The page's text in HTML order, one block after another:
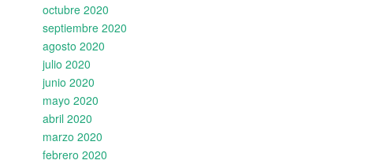
octubre 2020
septiembre 2020
agosto 2020
julio 2020
junio 2020
mayo 2020
abril 2020
marzo 2020
febrero 2020